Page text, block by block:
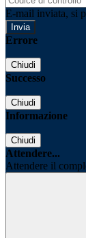
E-mail inviata, si
Errore
Chiudi
Successo
Chiudi
Informazione
Chiudi
Attendere...
Attendere il